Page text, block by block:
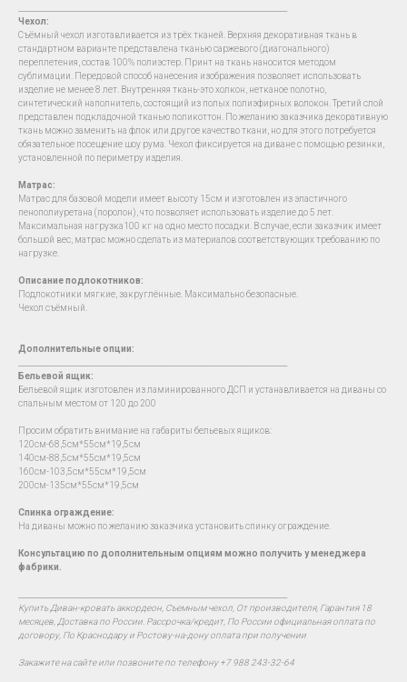
Чехол:
Съёмный чехол изготавливается из трёх тканей. Верхняя декоративная ткань в
стандартном варианте представлена тканью саржевого (диагонального)
переплетения, состав 100% полиэстер. Принт на ткань наносится методом
сублимации. Передовой способ нанесения изображения позволяет использовать
изделие не менее 8 лет. Внутренняя ткань-это холкон, нетканое полотно,
синтетический наполнитель, состоящий из полых полиэфирных волокон. Третий слой
представлен подкладочной тканью поликоттон. По желанию заказчика декоративную
ткань можно заменить на флок или другое качество ткани, но для этого потребуется
обязательное посещение шоу рума. Чехол фиксируется на диване с помощью резинки,
установленной по периметру изделия.
Матрас:
Матрас для базовой модели имеет высоту 15см и изготовлен из эластичного
пенополиуретана (поролон), что позволяет использовать изделие до 5 лет.
Максимальная нагрузка100 кг на одно место посадки. В случае, если заказчик имеет
большой вес, матрас можно сделать из материалов соответствующих требованию по
нагрузке.
Описание подлокотников:
Подлокотники мягкие, закруглённые. Максимально безопасные.
Чехол съёмный.
Дополнительные опции:
Бельевой ящик:
Бельевой ящик изготовлен из ламинированного ДСП и устанавливается на диваны со
спальным местом от 120 до 200
Просим обратить внимание на габариты бельевых ящиков:
120см-68,5см*55см*19,5см
140см-88,5см*55см*19,5см
160см-103,5см*55см*19,5см
200см-135см*55см*19,5см
Спинка ограждение:
На диваны можно по желанию заказчика установить спинку ограждение.
Консультацию по дополнительным опциям можно получить у менеджера
фабрики.
Купить Диван-кровать аккордеон, Съемным чехол, От производителя, Гарантия 18
месяцев, Доставка по России. Рассрочка/кредит, По России официальная оплата по
договору, По Краснодару и Ростову-на-дону оплата при получении
Закажите на сайте или позвоните по телефону +7 988 243-32-64